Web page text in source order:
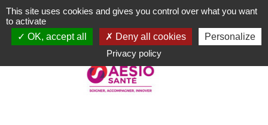
Aller
au
contenu
This site uses cookies and gives you control over what you want
to activate
OK, accept all
Deny all cookies
Personalize
Privacy policy